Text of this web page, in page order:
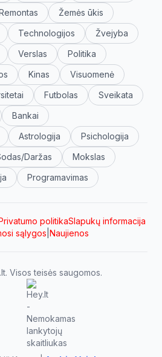
Žemės ūkis
Technologijos
Žvejyba
Verslas
Politika
Kinas
Visuomenė
Futbolas
Sveikata
Bankai
Astrologija
Psichologija
Daržas
Mokslas
Programavimas
politikaSlapukų informacija
sąlygos Naujienos
Visos teisės saugomos.